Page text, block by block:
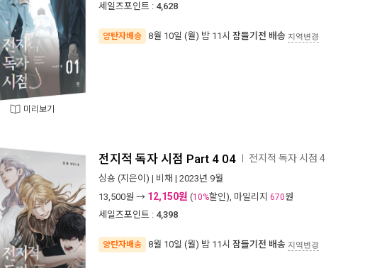
미리보기
세일즈포인트 : 4,628
양탄자배송 8월 10일 (월) 밤 11시 잠들기전 배송 지역변경
전지적 독자 시점 Part 4 04 전지적 독자 시점 4
싱숑 (지은이) | 비채 | 2023년 9월
13,500원 → 12,150원 (10%할인), 마일리지 670원
세일즈포인트 : 4,398
양탄자배송 8월 10일 (월) 밤 11시 잠들기전 배송 지역변경